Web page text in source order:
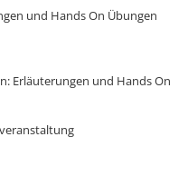
und Hands On Übungen
Erläuterungen und Hands On